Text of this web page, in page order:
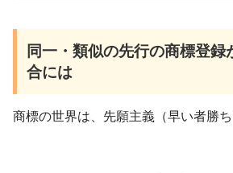
同一・類似の先行の商標登録
合には
商標の世界は、先願主義（早い者勝ち